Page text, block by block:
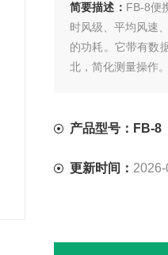
简要描述： FB-8便
时风级、平均风速
的功耗。它带有数
北，简化测量操作。
产品型号：FB-8
更新时间：